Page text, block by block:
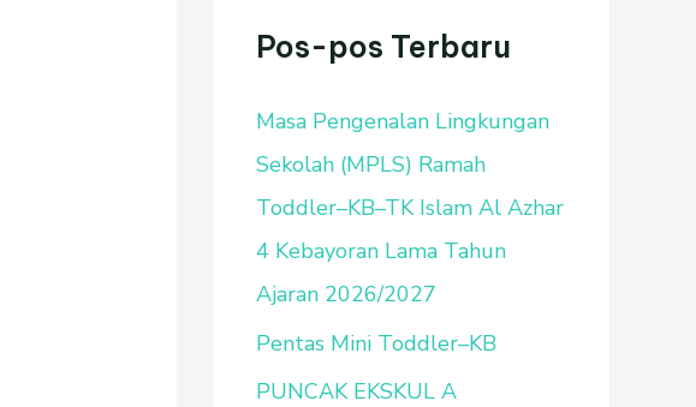
u
t
u
k
:
Pos-pos Terbaru
Masa Pengenalan Lingkungan
Sekolah (MPLS) Ramah
Toddler–KB–TK Islam Al Azhar
4 Kebayoran Lama Tahun
Ajaran 2026/2027
Pentas Mini Toddler–KB
PUNCAK EKSKUL A